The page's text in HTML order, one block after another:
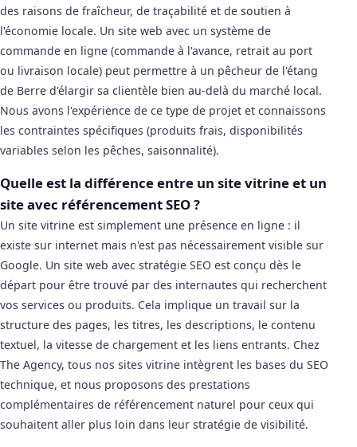
des raisons de fraîcheur, de traçabilité et de soutien à
l'économie locale. Un site web avec un système de
commande en ligne (commande à l'avance, retrait au port
ou livraison locale) peut permettre à un pêcheur de l'étang
de Berre d'élargir sa clientèle bien au-delà du marché local.
Nous avons l'expérience de ce type de projet et connaissons
les contraintes spécifiques (produits frais, disponibilités
variables selon les pêches, saisonnalité).
Quelle est la différence entre un site vitrine et un
site avec référencement SEO ?
Un site vitrine est simplement une présence en ligne : il
existe sur internet mais n'est pas nécessairement visible sur
Google. Un site web avec stratégie SEO est conçu dès le
départ pour être trouvé par des internautes qui recherchent
vos services ou produits. Cela implique un travail sur la
structure des pages, les titres, les descriptions, le contenu
textuel, la vitesse de chargement et les liens entrants. Chez
The Agency, tous nos sites vitrine intègrent les bases du SEO
technique, et nous proposons des prestations
complémentaires de référencement naturel pour ceux qui
souhaitent aller plus loin dans leur stratégie de visibilité.